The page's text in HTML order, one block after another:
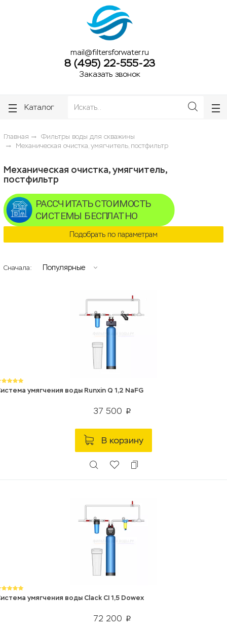
mail@filtersforwater.ru
8 (495) 22-555-23
Заказать звонок
Каталог
Главная
Фильтры воды для скважины
Механическая очистка, умягчитель, постфильтр
Механическая очистка, умягчитель,
постфильтр
Подобрать по параметрам
Сначала: Популярные
умягчения воды Runxin Q 1,2 NaFG
37 500 p
В корзину
умягчения воды Clack CI 1,5 Dowex
72 200 p